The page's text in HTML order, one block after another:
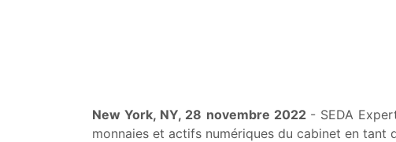
New York, NY, 28 novembre 2022 - SEDA
monnaies et actifs numériques du cabinet en tant